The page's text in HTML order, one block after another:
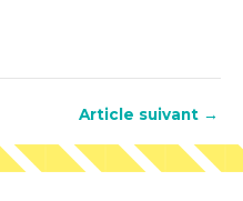
Article suivant →